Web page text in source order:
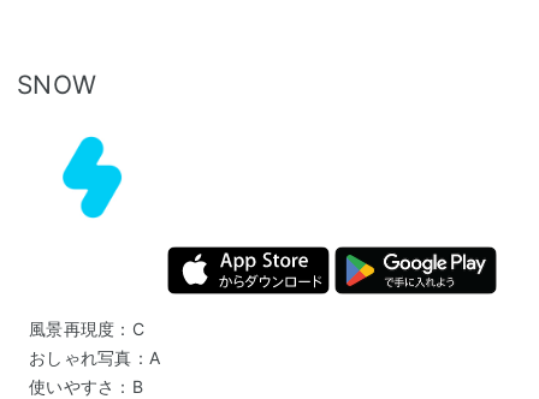
SNOW
風景再現度：C
おしゃれ写真：A
使いやすさ：B